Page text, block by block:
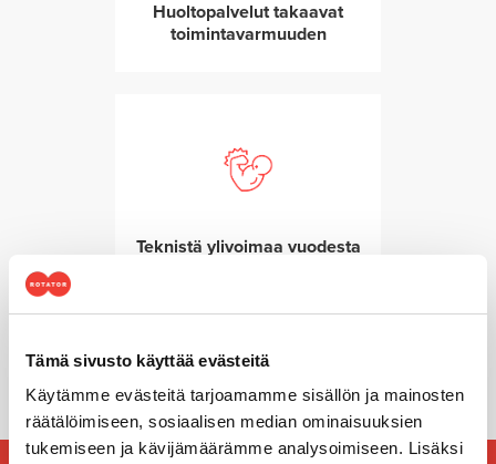
Tämä sivusto käyttää evästeitä
Käytämme evästeitä tarjoamamme sisällön ja mainosten
räätälöimiseen, sosiaalisen median ominaisuuksien
tukemiseen ja kävijämäärämme analysoimiseen. Lisäksi
Huoltopalvelut takaavat
toimintavarmuuden
Teknistä ylivoimaa vuodesta
KIINNOSTUITKO? LUE LISÄÄ!